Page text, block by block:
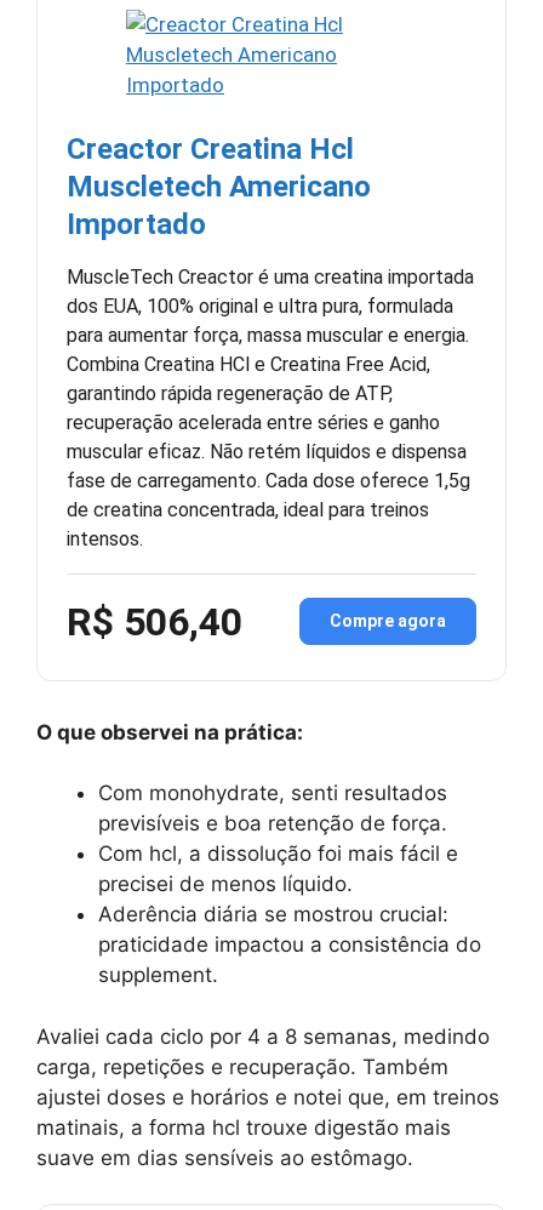
Creactor Creatina Hcl
Muscletech Americano
Importado
MuscleTech Creactor é uma creatina importada
dos EUA, 100% original e ultra pura, formulada
para aumentar força, massa muscular e energia.
Combina Creatina HCl e Creatina Free Acid,
garantindo rápida regeneração de ATP,
recuperação acelerada entre séries e ganho
muscular eficaz. Não retém líquidos e dispensa
fase de carregamento. Cada dose oferece 1,5g
de creatina concentrada, ideal para treinos
intensos.
R$ 506,40 Compre agora
O que observei na prática:
Com monohydrate, senti resultados
previsíveis e boa retenção de força.
Com hcl, a dissolução foi mais fácil e
precisei de menos líquido.
Aderência diária se mostrou crucial:
praticidade impactou a consistência do
supplement.
Avaliei cada ciclo por 4 a 8 semanas, medindo
carga, repetições e recuperação. Também
ajustei doses e horários e notei que, em treinos
matinais, a forma hcl trouxe digestão mais
suave em dias sensíveis ao estômago.